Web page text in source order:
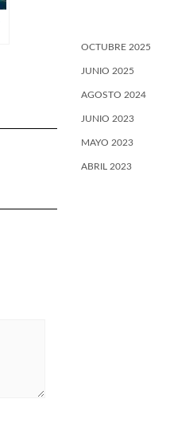
OCTUBRE 2025
JUNIO 2025
AGOSTO 2024
JUNIO 2023
MAYO 2023
ABRIL 2023